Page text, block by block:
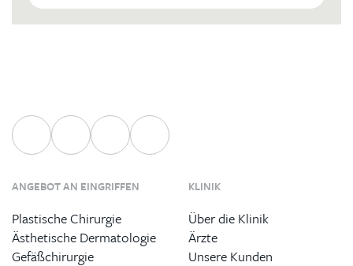
ANGEBOT AN EINGRIFFEN
Plastische Chirurgie
Ästhetische Dermatologie
Gefäßchirurgie
KLINIK
Über die Klinik
Ärzte
Unsere Kunden